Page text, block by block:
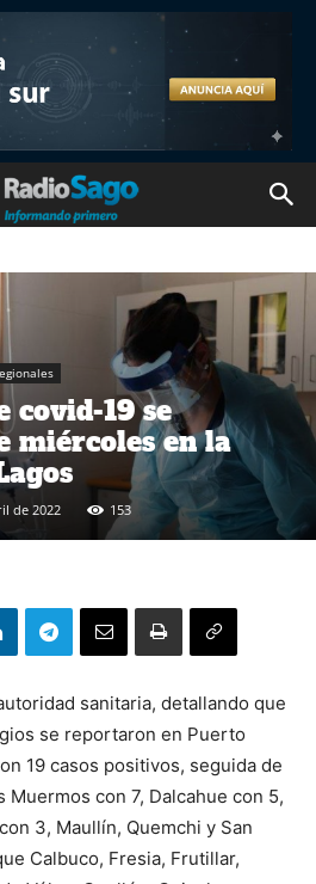
covid-19 se
miércoles en la
de 2022 153
sanitaria, detallando que
se reportaron en Puerto
19 casos positivos, seguida de
Muermos con 7, Dalcahue con 5,
3, Maullín, Quemchi y San
Calbuco, Fresia, Frutillar,